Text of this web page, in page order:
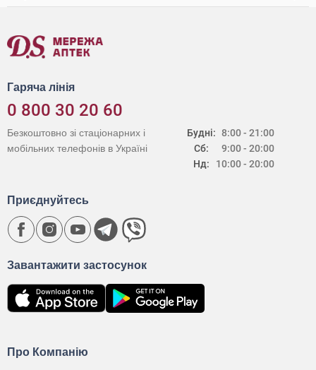
Гаряча лінія
0 800 30 20 60
Будні:
Сб:
Нд:
8:00 - 21:00
9:00 - 20:00
10:00 - 20:00
Безкоштовно зі стаціонарних і
мобільних телефонів в Україні
Про Компанію
Завантажити застосунок
Приєднуйтесь